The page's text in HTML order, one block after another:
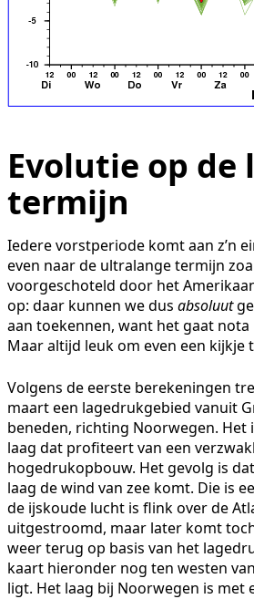
Evolutie op de
termijn
Iedere vorstperiode komt aan z’n
even naar de ultralange termijn
voorgeschoteld door het
op: daar kunnen we dus absoluut
aan toekennen, want het gaat nota
Maar altijd leuk om even een kijkje
Volgens de eerste berekeningen
maart een lagedrukgebied vanuit
beneden, richting Noorwegen. Het
laag dat profiteert van een
hogedrukopbouw. Het gevolg is
laag de wind van zee komt. Die is
de ijskoude lucht is flink over de
uitgestroomd, maar later komt
weer terug op basis van het
kaart hieronder nog ten westen
ligt. Het laag bij Noorwegen is met